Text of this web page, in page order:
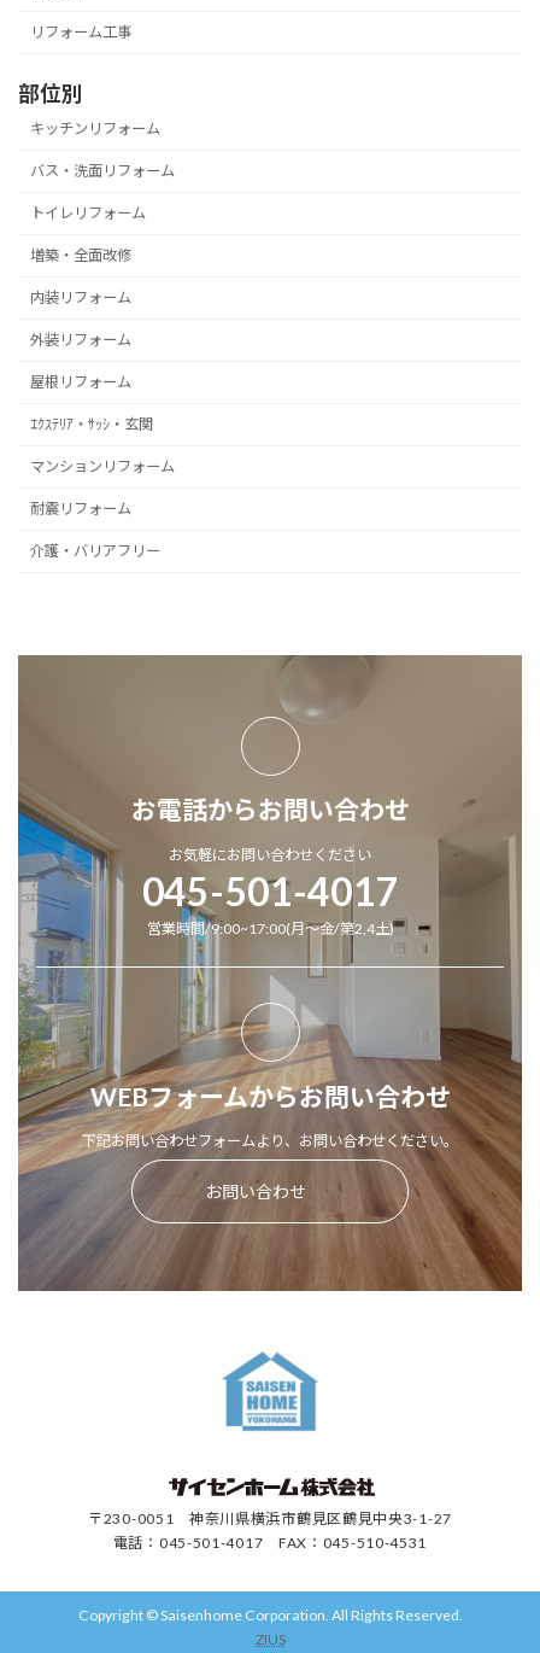
リフォーム工事
部位別
キッチンリフォーム
バス・洗面リフォーム
トイレリフォーム
増築・全面改修
内装リフォーム
外装リフォーム
屋根リフォーム
ｴｸｽﾃﾘｱ・ｻｯｼ・玄関
マンションリフォーム
耐震リフォーム
介護・バリアフリー
お電話からお問い合わせ
お気軽にお問い合わせください
045-501-4017
営業時間/9:00~17:00(月～金/第2,4土)
WEBフォームからお問い合わせ
下記お問い合わせフォームより、お問い合わせください。
お問い合わせ
〒230-0051 神奈川県横浜市鶴見区鶴見中央3-1-27
電話：045-501-4017 FAX：045-510-4531
Copyright © Saisenhome Corporation. All Rights Reserved.
ZIUS